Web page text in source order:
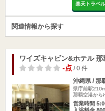
楽天トラベ
関連情報から探す
ワイズキャビン&ホテル 那
-点/ 0 件
沖縄県 / 那
県庁前駅
那覇空港から
営業時間